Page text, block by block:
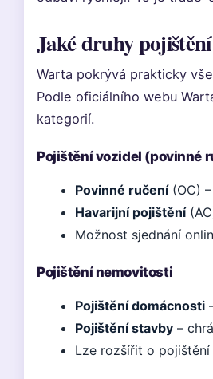
Jaké druhy
Warta pokrývá prakticky
Podle oficiálního webu
kategorií.
Pojištění vozidel (povinné
Povinné ručení(OC)
Havarijní pojištění
Možnost sjednání
Pojištění nemovitosti
Pojištění domácnosti
Pojištění stavby –
Lze rozšířit o